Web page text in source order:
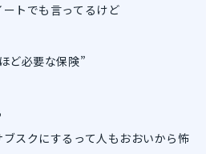
トでも言ってるけど
ど必要な保険”
スクにするって人もおおいから怖